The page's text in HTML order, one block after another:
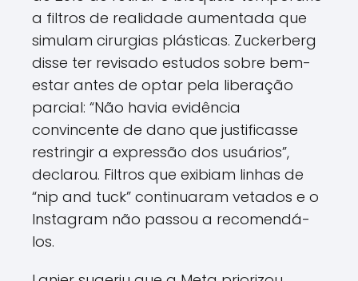
a filtros de realidade aumentada que
simulam cirurgias plásticas. Zuckerberg
disse ter revisado estudos sobre bem-
estar antes de optar pela liberação
parcial: “Não havia evidência
convincente de dano que justificasse
restringir a expressão dos usuários”,
declarou. Filtros que exibiam linhas de
“nip and tuck” continuaram vetados e o
Instagram não passou a recomendá-
los.